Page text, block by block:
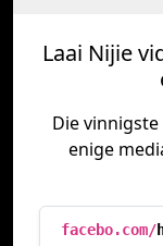
Laai Nijie
Die
enige
facebo.com/